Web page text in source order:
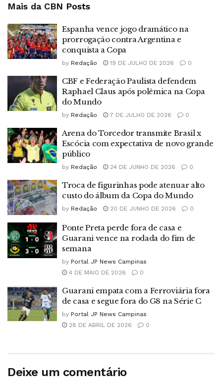
Mais da CBN Posts
Espanha vence jogo dramático na
prorrogação contra Argentina e
conquista a Copa
by Redação 19 DE JULHO DE 2026 0
CBF e Federação Paulista defendem
Raphael Claus após polêmica na Copa
do Mundo
by Redação 7 DE JULHO DE 2026 0
Arena do Torcedor transmite Brasil x
Escócia com expectativa de novo grande
público
by Redação 24 DE JUNHO DE 2026 0
Troca de figurinhas pode atenuar alto
custo do álbum da Copa do Mundo
by Redação 20 DE JUNHO DE 2026 0
Ponte Preta perde fora de casa e
Guarani vence na rodada do fim de
semana
by Portal JP News Campinas
4 DE MAIO DE 2026
0
Guarani empata com a Ferroviária fora
de casa e segue fora do G8 na Série C
by Portal JP News Campinas
28 DE ABRIL DE 2026
0
Deixe um comentário